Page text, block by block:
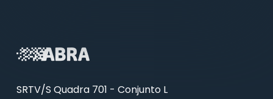
SRTV/S Quadra 701 - Conjunto L